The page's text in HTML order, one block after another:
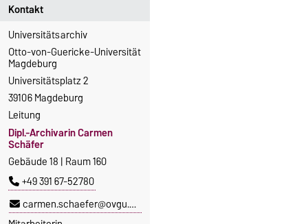
Kontakt
Universitätsarchiv
Otto-von-Guericke-Universität
Magdeburg
Universitätsplatz 2
39106 Magdeburg
Leitung
Dipl.-Archivarin Carmen
Schäfer
Gebäude 18 | Raum 160
+49 391 67-52780
carmen.schaefer@ovgu.de